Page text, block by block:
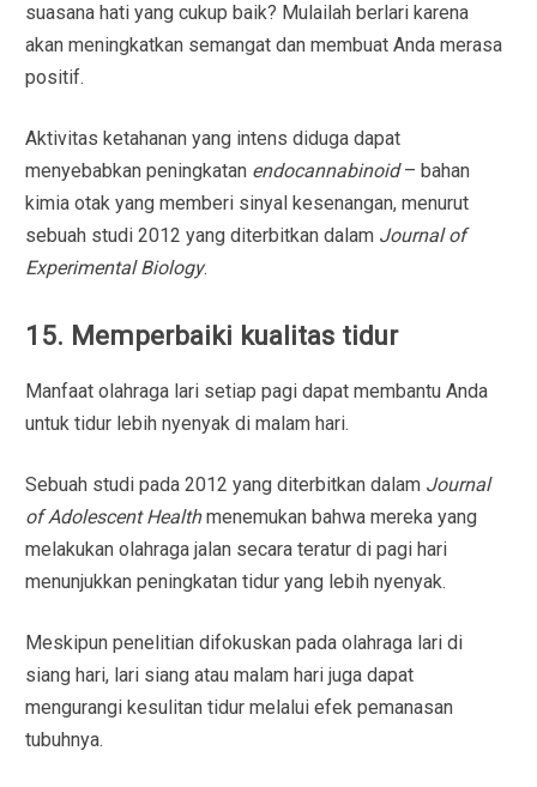
suasana hati yang cukup baik? Mulailah berlari karena
akan meningkatkan semangat dan membuat Anda merasa
positif.
Aktivitas ketahanan yang intens diduga dapat
menyebabkan peningkatan endocannabinoid– bahan
kimia otak yang memberi sinyal kesenangan, menurut
sebuah studi 2012 yang diterbitkan dalam Journal of
Experimental Biology.
15. Memperbaiki kualitas tidur
Manfaat olahraga lari setiap pagi dapat membantu Anda
untuk tidur lebih nyenyak di malam hari.
Sebuah studi pada 2012 yang diterbitkan dalam Journal
of Adolescent Healthmenemukan bahwa mereka yang
melakukan olahraga jalan secara teratur di pagi hari
menunjukkan peningkatan tidur yang lebih nyenyak.
Meskipun penelitian difokuskan pada olahraga lari di
siang hari, lari siang atau malam hari juga dapat
mengurangi kesulitan tidur melalui efek pemanasan
tubuhnya.